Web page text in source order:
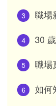
3 職場
4 30
5 職場
6 如何